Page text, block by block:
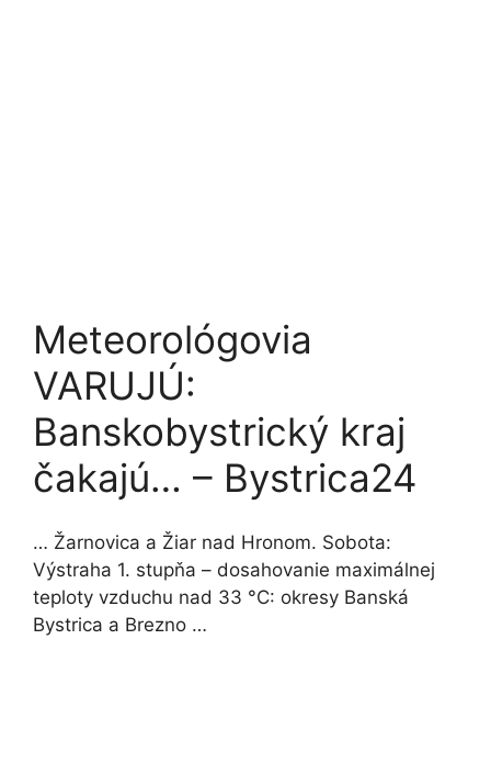
Meteorológovia
VARUJÚ:
Banskobystrický kraj
čakajú… – Bystrica24
… Žarnovica a Žiar nad Hronom. Sobota:
Výstraha 1. stupňa – dosahovanie maximálnej
teploty vzduchu nad 33 °C: okresy Banská
Bystrica a Brezno …